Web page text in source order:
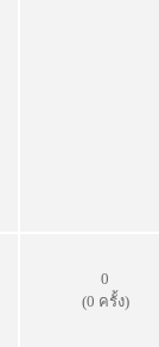
0
(0 ครั้ง)